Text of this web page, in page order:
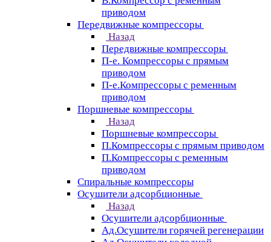
приводом
Передвижные компрессоры
Назад
Передвижные компрессоры
П-е. Компрессоры с прямым
приводом
П-е.Компрессоры с ременным
приводом
Поршневые компрессоры
Назад
Поршневые компрессоры
П.Компрессоры с прямым приводом
П.Компрессоры с ременным
приводом
Спиральные компрессоры
Осушители адсорбционные
Назад
Осушители адсорбционные
Ад.Осушители горячей регенерации